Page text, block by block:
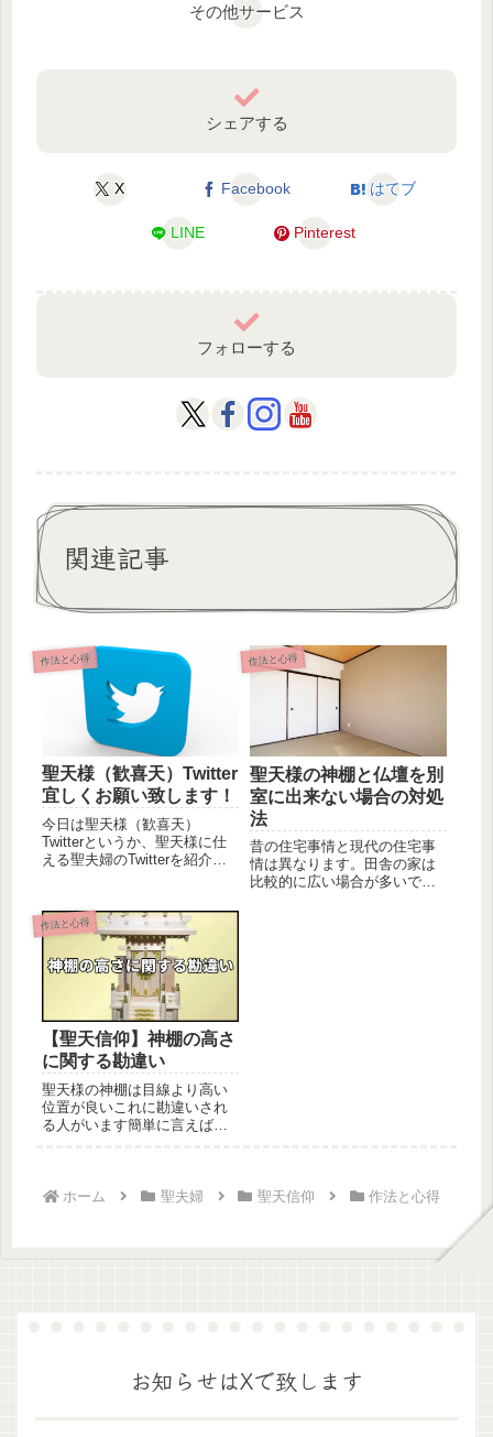
その他サービス
シェアする
X Facebook はてブ
LINE Pinterest
フォローする
関連記事
作法と心得
聖天様（歓喜天）Twitter
宜しくお願い致します！
今日は聖天様（歓喜天）
Twitterというか、聖天様に仕
える聖夫婦のTwitterを紹介し
作法と心得
聖天様の神棚と仏壇を別
室に出来ない場合の対処
法
昔の住宅事情と現代の住宅事
情は異なります。田舎の家は
比較的に広い場合が多いです
作法と心得
【聖天信仰】神棚の高さ
に関する勘違い
聖天様の神棚は目線より高い
位置が良いこれに勘違いされ
る人がいます簡単に言えば立
ホーム 聖夫婦 聖天信仰 作法と心得
お知らせはXで致します